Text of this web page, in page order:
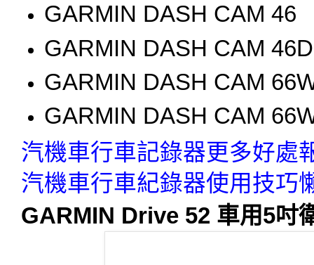
GARMIN DASH CAM 46
GARMIN DASH CAM 46D
GARMIN DASH CAM
GARMIN DASH CAM
汽機車行車記錄器更多好處
汽機車行車紀錄器使用技巧
GARMIN Drive 52 車用5吋